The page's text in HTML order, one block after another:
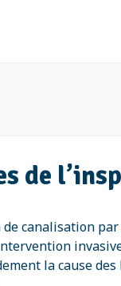
de
canalisation
la cause